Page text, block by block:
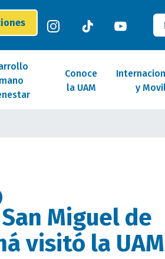
Conoce
la UAM
y
Miguel de
visitó la UAM